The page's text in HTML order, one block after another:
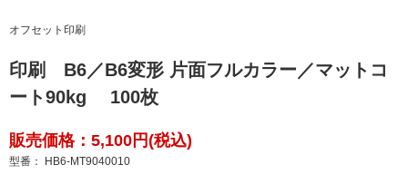
オフセット印刷
印刷 B6／B6変形 片面フルカラー／マットコ
ート90kg 100枚
販売価格：5,100円(税込)
型番： HB6-MT9040010